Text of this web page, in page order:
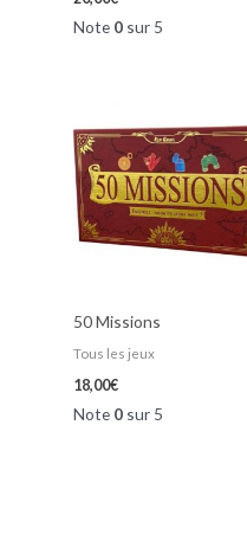
Note 0 sur 5
50 Missions
Tous les jeux
18,00€
Note 0 sur 5